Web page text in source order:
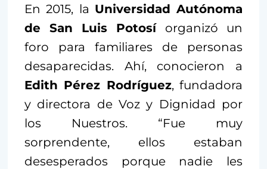
En 2015, la Universidad Autónoma
de San Luis Potosí organizó un
foro para familiares de personas
desaparecidas. Ahí, conocieron a
Edith Pérez Rodríguez, fundadora
y directora de Voz y Dignidad por
los Nuestros. “Fue muy
sorprendente, ellos estaban
desesperados porque nadie les